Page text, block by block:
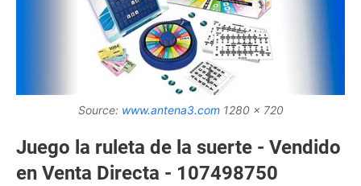
Source: www.antena3.com1280 x 720
Juego la ruleta de la suerte - Vendido
en Venta Directa - 107498750